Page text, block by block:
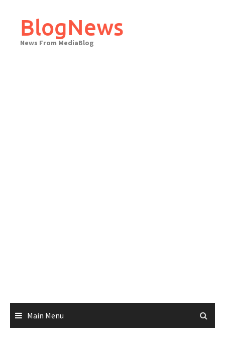
contentBlogNews
News From MediaBlog
Main Menu